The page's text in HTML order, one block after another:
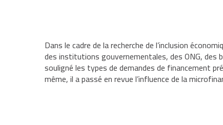
Dans le cadre de la recherche de l’inclusion
des institutions gouvernementales, des ONG,
souligné les types de demandes de financement
même, il a passé en revue l’influence de la